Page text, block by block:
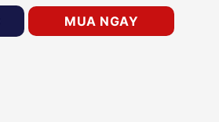
RM-1R số lượngMUA NGAY